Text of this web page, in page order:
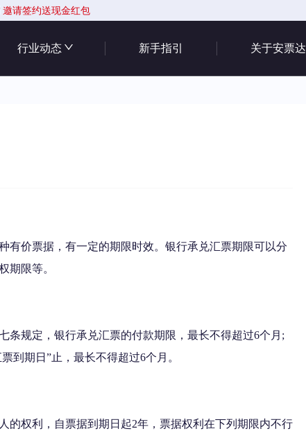
邀请签约送现金红包
行业动态 新手指引 关于安票达
有价票据，有一定的期限时效。银行承兑汇票期限可以分
期限等。
条规定，银行承兑汇票的付款期限，最长不得超过6个月;
到期日”止，最长不得超过6个月。
的权利，自票据到期日起2年，票据权利在下列期限内不行